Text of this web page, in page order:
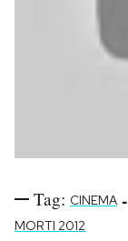
Tag: CINEMA -
MORTI 2012